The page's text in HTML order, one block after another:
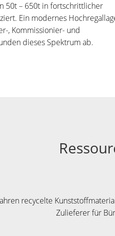
50t – 650t in fortschrittlicher
Ein modernes
, Kommissionier- und
dieses Spektrum ab.
recycelte
Zulieferer für